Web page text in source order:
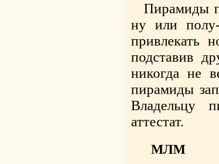
Пирамиды
ну или
привлекать
подставив
никогда не
пирамиды
Владельцу
аттестат.
МЛМ